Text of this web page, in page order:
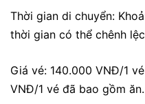
Thời gian di chuyển:
thời gian có thể chênh
Giá vé: 140.000 VNĐ/1
VNĐ/1 vé đã bao gồm ăn.